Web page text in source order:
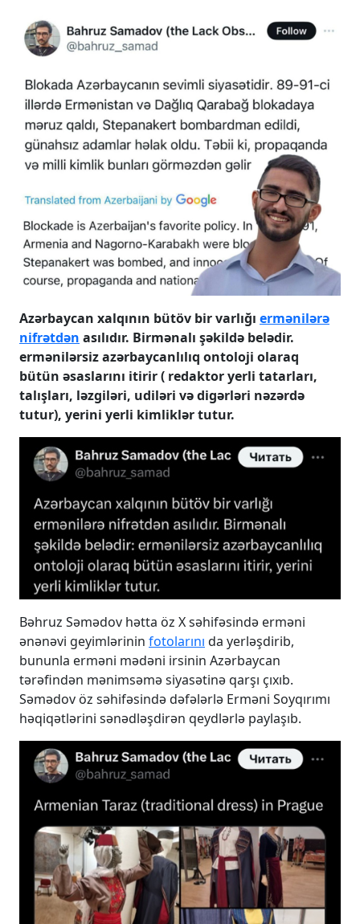
Azərbaycan xalqının bütöv bir varlığı ermənilərə
nifrətdən asılıdır. Birmənalı şəkildə belədir.
ermənilərsiz azərbaycanlılıq ontoloji olaraq
bütün əsaslarını itirir ( redaktor yerli tatarları,
talışları, ləzgiləri, udiləri və digərləri nəzərdə
tutur), yerini yerli kimliklər tutur.
Bəhruz Səmədov hətta öz X səhifəsində erməni
ənənəvi geyimlərinin fotolarını da yerləşdirib,
bununla erməni mədəni irsinin Azərbaycan
tərəfindən mənimsəmə siyasətinə qarşı çıxıb.
Səmədov öz səhifəsində dəfələrlə Erməni Soyqırımı
həqiqətlərini sənədləşdirən qeydlərlə paylaşıb.